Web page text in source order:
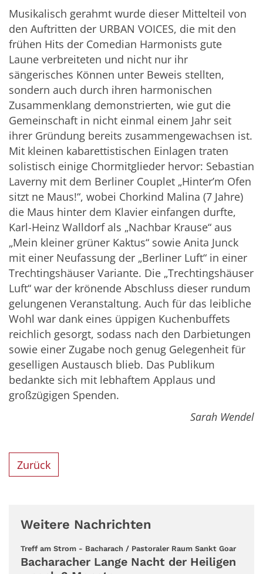
Musikalisch gerahmt wurde dieser Mittelteil von
den Auftritten der URBAN VOICES, die mit den
frühen Hits der Comedian Harmonists gute
Laune verbreiteten und nicht nur ihr
sängerisches Können unter Beweis stellten,
sondern auch durch ihren harmonischen
Zusammenklang demonstrierten, wie gut die
Gemeinschaft in nicht einmal einem Jahr seit
ihrer Gründung bereits zusammengewachsen ist.
Mit kleinen kabarettistischen Einlagen traten
solistisch einige Chormitglieder hervor: Sebastian
Laverny mit dem Berliner Couplet „Hinter’m Ofen
sitzt ne Maus!“, wobei Chorkind Malina (7 Jahre)
die Maus hinter dem Klavier einfangen durfte,
Karl-Heinz Walldorf als „Nachbar Krause“ aus
„Mein kleiner grüner Kaktus“ sowie Anita Junck
mit einer Neufassung der „Berliner Luft“ in einer
Trechtingshäuser Variante. Die „Trechtingshäuser
Luft“ war der krönende Abschluss dieser rundum
gelungenen Veranstaltung. Auch für das leibliche
Wohl war dank eines üppigen Kuchenbuffets
reichlich gesorgt, sodass nach den Darbietungen
sowie einer Zugabe noch genug Gelegenheit für
geselligen Austausch blieb. Das Publikum
bedankte sich mit lebhaftem Applaus und
großzügigen Spenden.
Sarah Wendel
Zurück
Weitere Nachrichten
Treff am Strom - Bacharach / Pastoraler Raum Sankt Goar:
Bacharacher Lange Nacht der Heiligen